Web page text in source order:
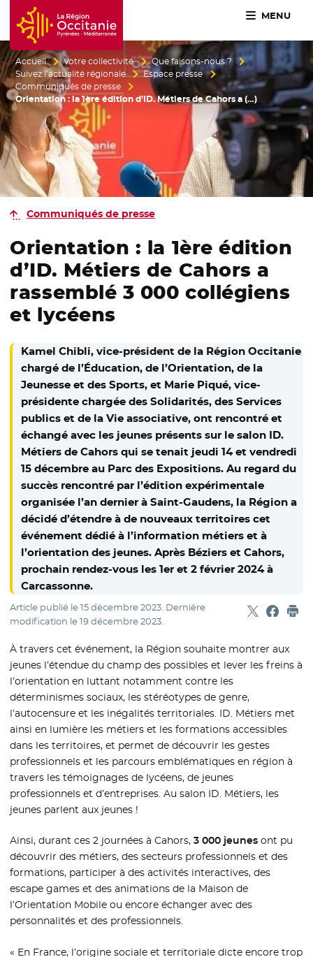
Accueil Région Occitanie / Pyrénées-Méditerranée
MENU
Accueil Votre collectivité
Que faisons-nous ?
Suivez l’actualité régionale
Espace presse
Communiqués de presse
Orientation : la 1ère édition d’ID. Métiers de Cahors a (…)
Communiqués de presse
Orientation : la 1ère édition
d’ID. Métiers de Cahors a
rassemblé 3 000 collégiens
et lycéens
Kamel Chibli, vice-président de la Région Occitanie
chargé de l’Éducation, de l’Orientation, de la
Jeunesse et des Sports, et Marie Piqué, vice-
présidente chargée des Solidarités, des Services
publics et de la Vie associative, ont rencontré et
échangé avec les jeunes présents sur le salon ID.
Métiers de Cahors qui se tenait jeudi 14 et vendredi
15 décembre au Parc des Expositions. Au regard du
succès rencontré par l’édition expérimentale
organisée l’an dernier à Saint-Gaudens, la Région a
décidé d’étendre à de nouveaux territoires cet
événement dédié à l’information métiers et à
l’orientation des jeunes. Après Béziers et Cahors,
prochain rendez-vous les 1er et 2 février 2024 à
Carcassonne.
Article publié le15 décembre 2023. Dernière
modification le19 décembre 2023. Partager
- Nouvelle
-
À travers cet événement, la Région souhaite montrer aux
jeunes l’étendue du champ des possibles et lever les freins à
l’orientation en luttant notamment contre les
déterminismes sociaux, les stéréotypes de genre,
l’autocensure et les inégalités territoriales. ID. Métiers met
ainsi en lumière les métiers et les formations accessibles
dans les territoires, et permet de découvrir les gestes
professionnels et les parcours emblématiques en région à
travers les témoignages de lycéens, de jeunes
professionnels et d’entreprises. Au salon ID. Métiers, les
jeunes parlent aux jeunes !
Ainsi, durant ces 2 journées à Cahors,3 000 jeunesont pu
découvrir des métiers, des secteurs professionnels et des
formations, participer à des activités interactives, des
escape games et des animations de la Maison de
l’Orientation Mobile ou encore échanger avec des
personnalités et des professionnels.
« En France, l’origine sociale et territoriale dicte encore trop